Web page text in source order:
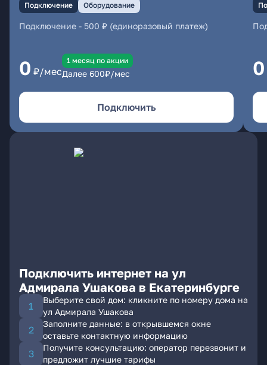
Подключение Оборудование
Подключение - 500 ₽ (единоразовый платеж)
0 ₽/мес
1 месяц по акции
Далее 600₽/мес
Подключить
0
Подключить интернет на ул
Адмирала Ушакова в Екатеринбурге
Выберите свой дом: кликните по номеру дома на
ул Адмирала Ушакова
Заполните данные: в открывшемся окне
оставьте контактную информацию
Получите консультацию: оператор перезвонит и
предложит лучшие тарифы